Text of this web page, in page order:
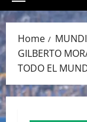
Menu
Home
GILBERTO
TODO EL